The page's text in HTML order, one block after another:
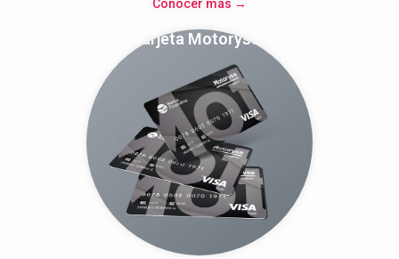
Conocer más →
Tarjeta Motorysa